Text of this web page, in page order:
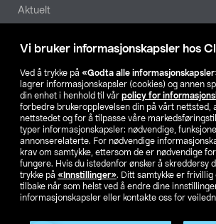
Vi bruker informasjonskapsler hos
Ved å trykke på «Godta alle
lagrer informasjonskapsler (cookies) og annen
din enhet i henhold til vår policy for
forbedre brukeropplevelsen din på vårt nettsted,
nettstedet og for å tilpasse våre
typer informasjonskapsler: nødvendige,
annonserelaterte. For nødvendige
krav om samtykke, ettersom de er nødvendige
fungere. Hvis du istedenfor ønsker å skreddersy
trykke på «Innstillinger». Ditt samtykke er frivillig
tilbake når som helst ved å endre dine
informasjonskapsler eller kontakte oss for
Aktuelt
Våre selskaper
Finn din butikk
SE NO FI